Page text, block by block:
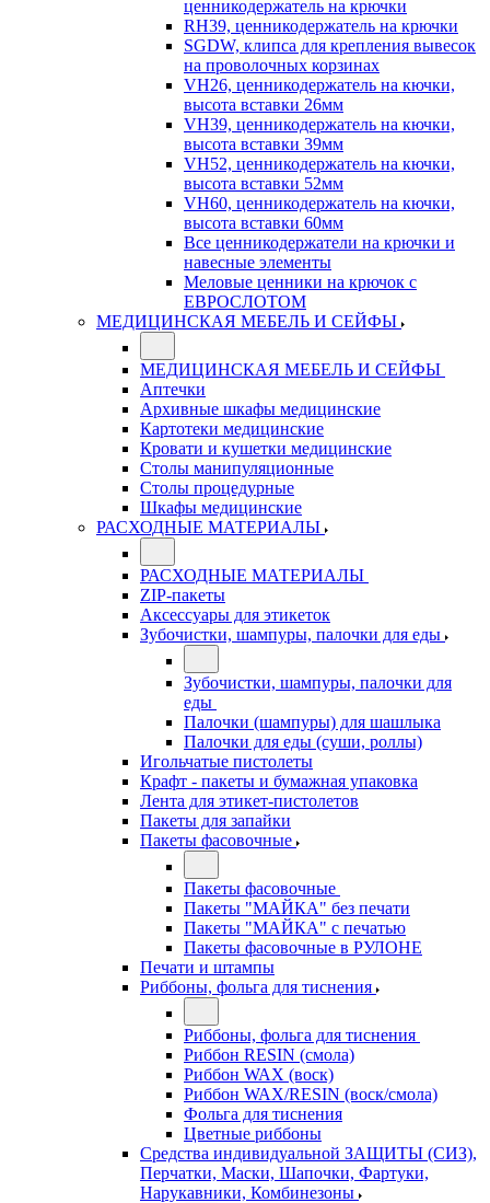
ценникодержатель на крючки
RH39, ценникодержатель на крючки
SGDW, клипса для крепления вывесок
на проволочных корзинах
VH26, ценникодержатель на кючки,
высота вставки 26мм
VH39, ценникодержатель на кючки,
высота вставки 39мм
VH52, ценникодержатель на кючки,
высота вставки 52мм
VH60, ценникодержатель на кючки,
высота вставки 60мм
Все ценникодержатели на крючки и
навесные элементы
Меловые ценники на крючок с
ЕВРОСЛОТОМ
МЕДИЦИНСКАЯ МЕБЕЛЬ И СЕЙФЫ
МЕДИЦИНСКАЯ МЕБЕЛЬ И СЕЙФЫ
Аптечки
Архивные шкафы медицинские
Картотеки медицинские
Кровати и кушетки медицинские
Столы манипуляционные
Столы процедурные
Шкафы медицинские
РАСХОДНЫЕ МАТЕРИАЛЫ
РАСХОДНЫЕ МАТЕРИАЛЫ
ZIP-пакеты
Аксессуары для этикеток
Зубочистки, шампуры, палочки для еды
Зубочистки, шампуры, палочки для
еды
Палочки (шампуры) для шашлыка
Палочки для еды (суши, роллы)
Игольчатые пистолеты
Крафт - пакеты и бумажная упаковка
Лента для этикет-пистолетов
Пакеты для запайки
Пакеты фасовочные
Пакеты фасовочные
Пакеты "МАЙКА" без печати
Пакеты "МАЙКА" с печатью
Пакеты фасовочные в РУЛОНЕ
Печати и штампы
Риббоны, фольга для тиснения
Риббоны, фольга для тиснения
Риббон RESIN (смола)
Риббон WAX (воск)
Риббон WAX/RESIN (воск/смола)
Фольга для тиснения
Цветные риббоны
Средства индивидуальной ЗАЩИТЫ (СИЗ),
Перчатки, Маски, Шапочки, Фартуки,
Нарукавники, Комбинезоны